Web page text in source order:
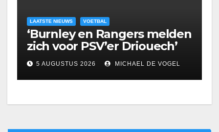
LAATSTE NIEUWS VOETBAL
‘Burnley en Rangers melden
zich voor PSV’er Driouech’
5 AUGUSTUS 2026 MICHAEL DE VOGEL